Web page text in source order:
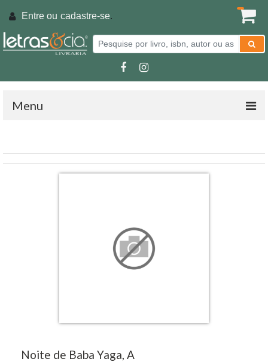
Entre ou cadastre-se.
Menu
Noite de Baba Yaga, A